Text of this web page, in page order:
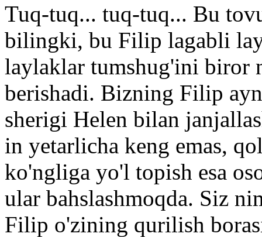
Tuq-tuq... tuq-tuq... Bu
bilingki, bu Filip lagabli
laylaklar tumshug'ini biror
berishadi. Bizning Filip
sherigi Helen bilan
in yetarlicha keng emas,
ko'ngliga yo'l topish esa
ular bahslashmoqda. Siz
Filip o'zining qurilish